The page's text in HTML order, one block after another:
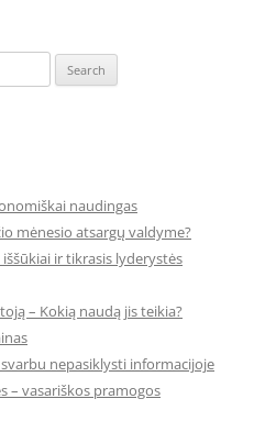
naudingas
mėnesio atsargų valdyme?
ir tikrasis lyderystės
– Kokią naudą jis teikia?
nepasiklysti informacijoje
– vasariškos pramogos